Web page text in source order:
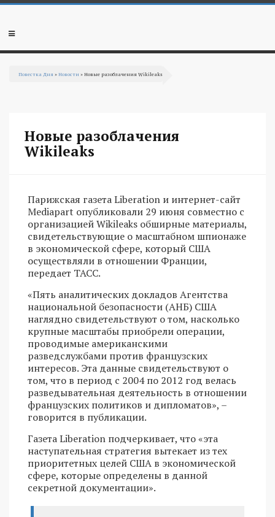
Перейти к основному содержанию
Мобильное
Повестка Дня »Новости » Новые разоблачения Wikileaks
Новые разоблачения
Wikileaks
Парижская газета Liberation и интернет-сайт
Mediapart опубликовали 29 июня совместно с
организацией Wikileaks обширные материалы,
свидетельствующие о масштабном шпионаже
в экономической сфере, который США
осуществляли в отношении Франции,
передает ТАСС.
«Пять аналитических докладов Агентства
национальной безопасности (АНБ) США
наглядно свидетельствуют о том, насколько
крупные масштабы приобрели операции,
проводимые американскими
разведслужбами против французских
интересов. Эта данные свидетельствуют о
том, что в период с 2004 по 2012 год велась
разведывательная деятельность в отношении
французских политиков и дипломатов», –
говорится в публикации.
Газета Liberation подчеркивает, что «эта
наступательная стратегия вытекает из тех
приоритетных целей США в экономической
сфере, которые определены в данной
секретной документации».